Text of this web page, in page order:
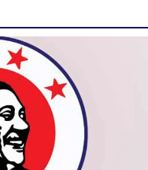
শ্রম রপ্তানি